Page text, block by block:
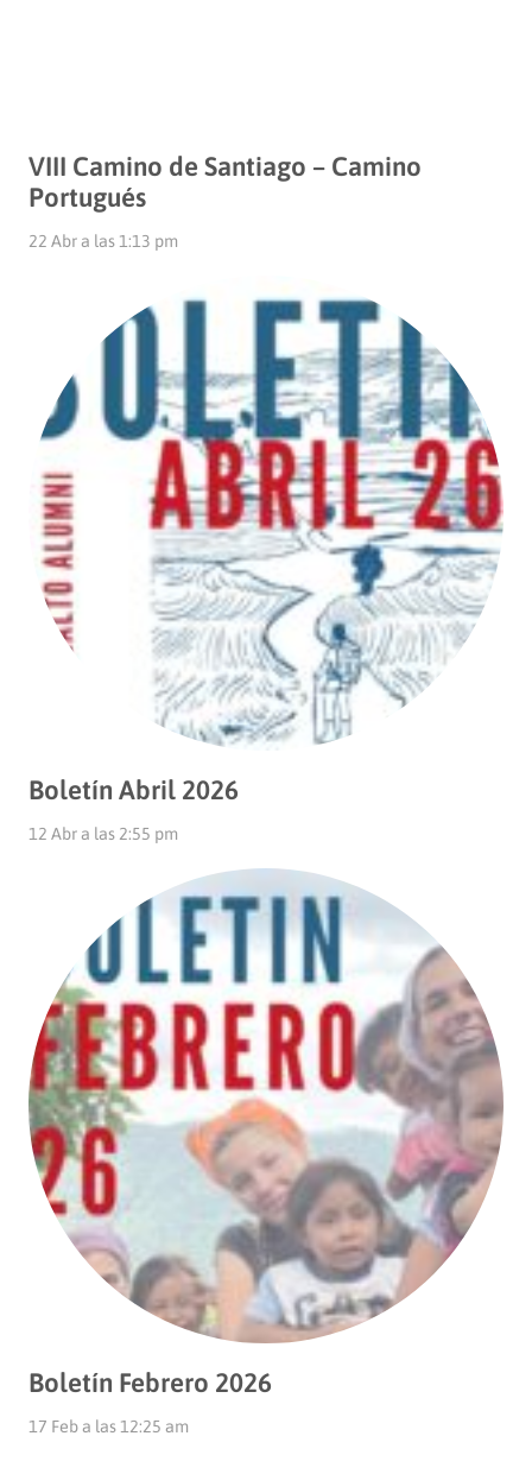
VIII Camino de Santiago – Camino
Portugués
22 Abr a las 1:13 pm
Boletín Abril 2026
12 Abr a las 2:55 pm
Boletín Febrero 2026
17 Feb a las 12:25 am